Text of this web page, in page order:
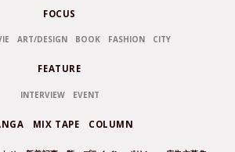
FOCUS
ART/DESIGN BOOK FASHION CITY
FEATURE
INTERVIEW EVENT
MIX TAPE COLUMN